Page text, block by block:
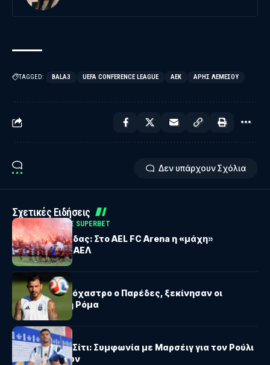
TAGGED: BALA3 UEFA CONFERENCE LEAGUE ΑΕΚ ΆΡΗΣ ΛΕΜΕΣΟΎ
Δεν υπάρχουν Σχόλια
Σχετικές Ειδήσεις
ΚΥΠΕΛΛΟ ΕΛΛΑΔΟΣ SUPERBET
Κύπελλο Ελλάδας: Στο AEL FC Arena η «μάχη»
Τρικάλων και ΑΕΛ
SERIE A
Μίλαν: Στο στόχαστρο ο Παρέδες, ξεκίνησαν οι
επαφές με τη Ρόμα
ΜΆΝΤΣΕΣΤΕΡ ΣΊΤΙ
Μάντσεστερ Σίτι: Συμφωνία με Μαρσέιγ για τον Ρούλι
προ των πυλών